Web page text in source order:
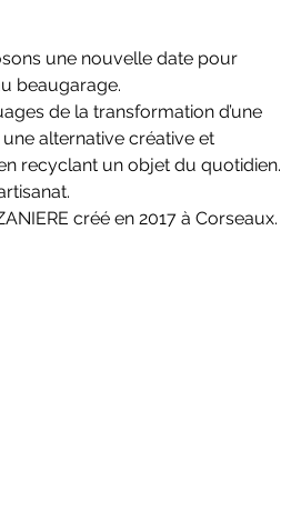
une nouvelle date pour
beaugarage.
de la transformation d’une
alternative créative et
recyclant un objet du quotidien.
créé en 2017 à Corseaux.